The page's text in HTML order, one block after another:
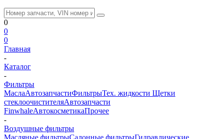
0
0
0
Главная
-
Каталог
-
Фильтры
МаслаАвтозапчастиФильтрыТех. жидкости Щетки
стеклоочистителяАвтозапчасти
FinwhaleАвтокосметикаПрочее
-
Воздушные фильтры
Масляные фильтрыСалонные фильтрыГидравлические